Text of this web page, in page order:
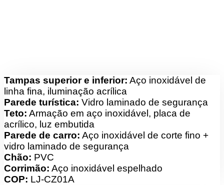
Tampas superior e inferior: Aço inoxidável de
linha fina, iluminação acrílica
Parede turística: Vidro laminado de segurança
Teto: Armação em aço inoxidável, placa de
acrílico, luz embutida
Parede de carro: Aço inoxidável de corte fino +
vidro laminado de segurança
Chão: PVC
Corrimão: Aço inoxidável espelhado
COP: LJ-CZ01A